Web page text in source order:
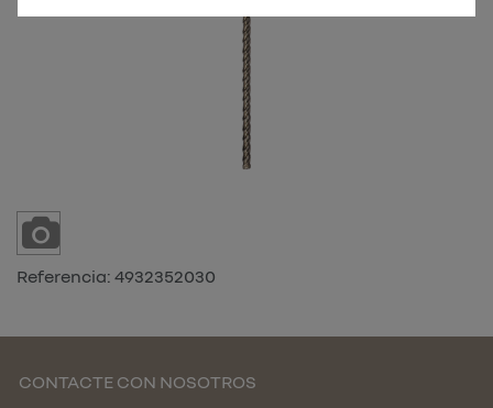
Referencia: 4932352030
CONTACTE CON NOSOTROS